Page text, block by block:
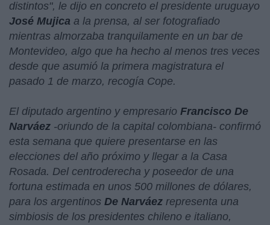
distintos", le dijo en concreto el presidente uruguayo
José Mujica a la prensa, al ser fotografiado
mientras almorzaba tranquilamente en un bar de
Montevideo, algo que ha hecho al menos tres veces
desde que asumió la primera magistratura el
pasado 1 de marzo, recogía Cope.
El diputado argentino y empresario Francisco De
Narváez -oriundo de la capital colombiana- confirmó
esta semana que quiere presentarse en las
elecciones del año próximo y llegar a la Casa
Rosada. Del centroderecha y poseedor de una
fortuna estimada en unos 500 millones de dólares,
para los argentinos De Narváez representa una
simbiosis de los presidentes chileno e italiano,